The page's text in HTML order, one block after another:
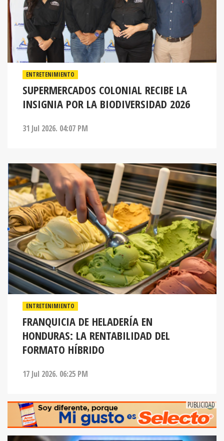
ENTRETENIMIENTO
SUPERMERCADOS COLONIAL RECIBE LA
INSIGNIA POR LA BIODIVERSIDAD 2026
31 Jul 2026. 04:07 PM
ENTRETENIMIENTO
FRANQUICIA DE HELADERÍA EN
HONDURAS: LA RENTABILIDAD DEL
FORMATO HÍBRIDO
17 Jul 2026. 06:25 PM